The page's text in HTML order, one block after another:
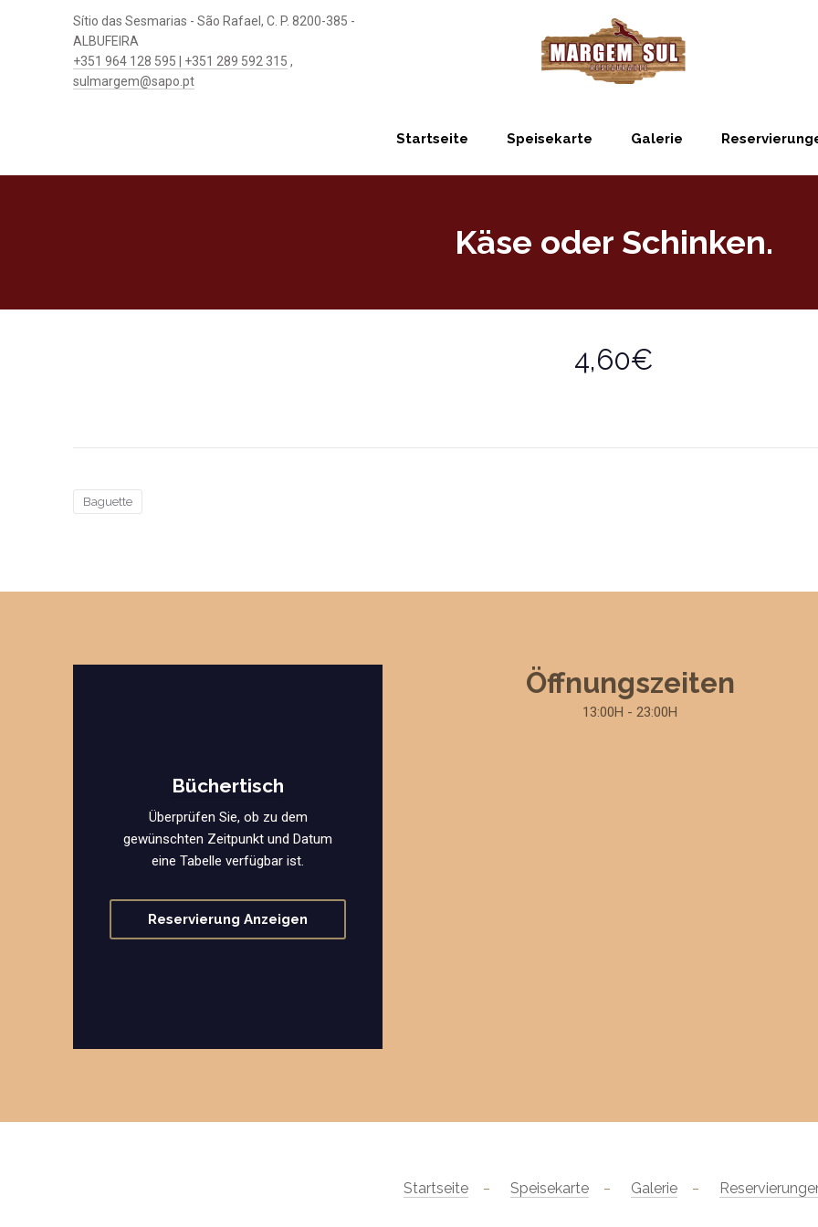
Sítio das Sesmarias - São Rafael, C. P. 8200-385 -
ALBUFEIRA
+351 964 128 595 | +351 289 592 315 ,
sulmargem@sapo.pt
Startseite Speisekarte Galerie
Käse oder Schinken.
4,60€
Baguette
Büchertisch
Überprüfen Sie, ob zu dem
gewünschten Zeitpunkt und Datum
eine Tabelle verfügbar ist.
Reservierung Anzeigen
Öffnungszeiten
13:00H - 23:00H
Startseite Speisekarte Galerie